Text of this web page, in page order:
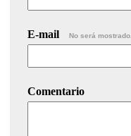
E-mail No será mostrado.
Comentario